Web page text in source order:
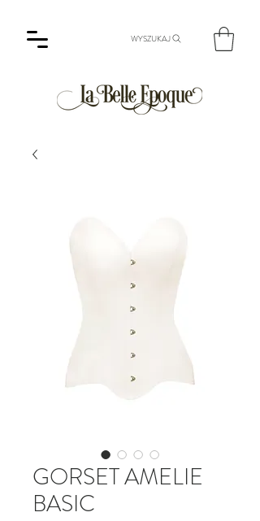
WYSZUKAJ
GORSET AMELIE
BASIC